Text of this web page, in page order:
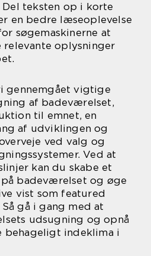
teksten op i korte
en bedre læseoplevelse
søgemaskinerne at
oplysninger
gennemgået vigtige
af badeværelset,
til emnet, en
af udviklingen og
ved valg og
Ved at
kan du skabe et
badeværelset og øge
vist som featured
gå i gang med at
udsugning og opnå
behageligt indeklima i